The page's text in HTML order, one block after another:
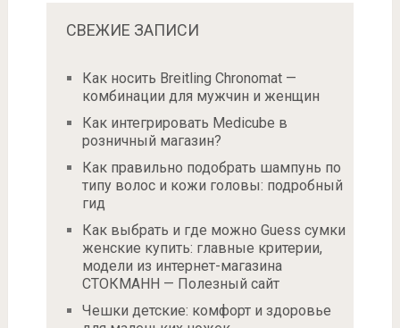
СВЕЖИЕ ЗАПИСИ
Как носить Breitling Chronomat —
комбинации для мужчин и женщин
Как интегрировать Medicube в
розничный магазин?
Как правильно подобрать шампунь по
типу волос и кожи головы: подробный
гид
Как выбрать и где можно Guess сумки
женские купить: главные критерии,
модели из интернет-магазина
СТОКМАНН — Полезный сайт
Чешки детские: комфорт и здоровье